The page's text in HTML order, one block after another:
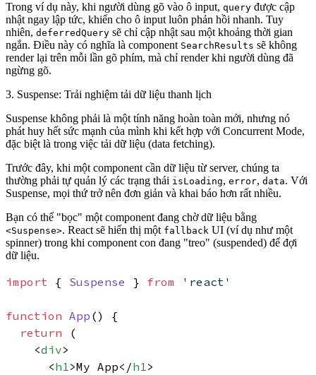
Trong ví dụ này, khi người dùng gõ vào ô input, query được cập
nhật ngay lập tức, khiến cho ô input luôn phản hồi nhanh. Tuy
nhiên, deferredQuery sẽ chỉ cập nhật sau một khoảng thời gian
ngắn. Điều này có nghĩa là component SearchResults sẽ không
render lại trên mỗi lần gõ phím, mà chỉ render khi người dùng đã
ngừng gõ.
3. Suspense: Trải nghiệm tải dữ liệu thanh lịch
Suspense không phải là một tính năng hoàn toàn mới, nhưng nó
phát huy hết sức mạnh của mình khi kết hợp với Concurrent Mode,
đặc biệt là trong việc tải dữ liệu (data fetching).
Trước đây, khi một component cần dữ liệu từ server, chúng ta
thường phải tự quản lý các trạng thái isLoading, error, data. Với
Suspense, mọi thứ trở nên đơn giản và khai báo hơn rất nhiều.
Bạn có thể "bọc" một component đang chờ dữ liệu bằng
<Suspense>. React sẽ hiển thị một fallback UI (ví dụ như một
spinner) trong khi component con đang "treo" (suspended) để đợi
dữ liệu.
import { Suspense } from 'react'
function App () {
return (
<div>
<h1>My App</h1>